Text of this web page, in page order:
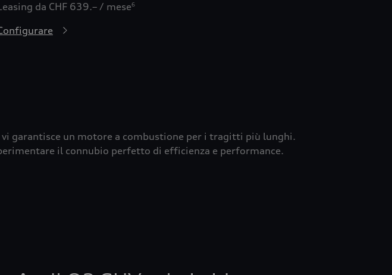
da CHF 639.– / mese6
garantisce un motore a combustione per i tragitti più lunghi.
il connubio perfetto di efficienza e performance.